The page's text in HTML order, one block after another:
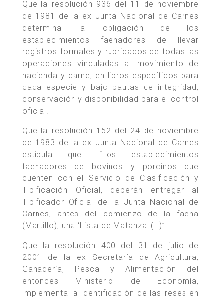
Que la resolución 936 del 11 de noviembre
de 1981 de la ex Junta Nacional de Carnes
determina la obligación de los
establecimientos faenadores de llevar
registros formales y rubricados de todas las
operaciones vinculadas al movimiento de
hacienda y carne, en libros específicos para
cada especie y bajo pautas de integridad,
conservación y disponibilidad para el control
oficial.
Que la resolución 152 del 24 de noviembre
de 1983 de la ex Junta Nacional de Carnes
estipula que: “Los establecimientos
faenadores de bovinos y porcinos que
cuenten con el Servicio de Clasificación y
Tipificación Oficial, deberán entregar al
Tipificador Oficial de la Junta Nacional de
Carnes, antes del comienzo de la faena
(Martillo), una ‘Lista de Matanza’ (…)”.
Que la resolución 400 del 31 de julio de
2001 de la ex Secretaría de Agricultura,
Ganadería, Pesca y Alimentación del
entonces Ministerio de Economía,
implementa la identificación de las reses en